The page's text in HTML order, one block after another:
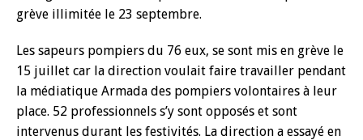
grève illimitée le 23 septembre.
Les sapeurs pompiers du 76 eux, se sont mis en grève le
15 juillet car la direction voulait faire travailler pendant
la médiatique Armada des pompiers volontaires à leur
place. 52 professionnels s’y sont opposés et sont
intervenus durant les festivités. La direction a essayé en